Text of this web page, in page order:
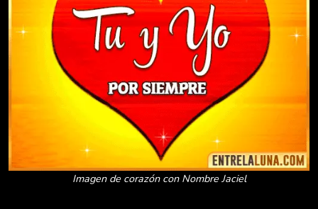
Imagen de corazón con Nombre Jaciel